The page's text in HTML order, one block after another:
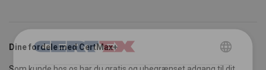
Dine fordele med CertMax+
DANISH